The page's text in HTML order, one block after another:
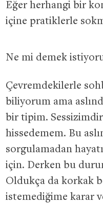
Eğer herhangi bir
içine pratiklerle
Ne mi demek
Çevremdekilerle
biliyorum ama
bir tipim.
hissedemem. Bu
sorgulamadan
için. Derken bu
Oldukça da korkak
istemediğime karar